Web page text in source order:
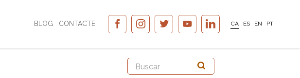
BLOG CONTACTE CA ES EN PT